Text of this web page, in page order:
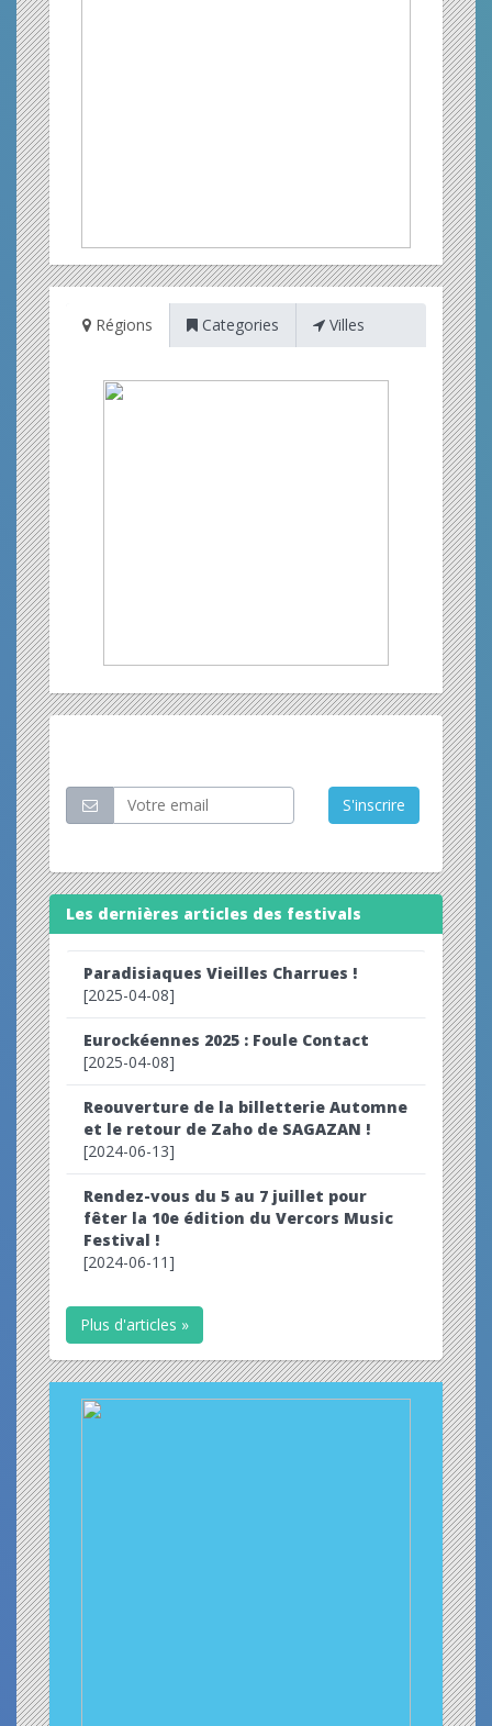
Régions Categories Villes
S'inscrire
Les dernières articles des festivals
Paradisiaques Vieilles Charrues !
[2025-04-08]
Eurockéennes 2025 : Foule Contact
[2025-04-08]
Reouverture de la billetterie Automne
et le retour de Zaho de SAGAZAN !
[2024-06-13]
Rendez-vous du 5 au 7 juillet pour
fêter la 10e édition du Vercors Music
Festival !
[2024-06-11]
Plus d'articles »